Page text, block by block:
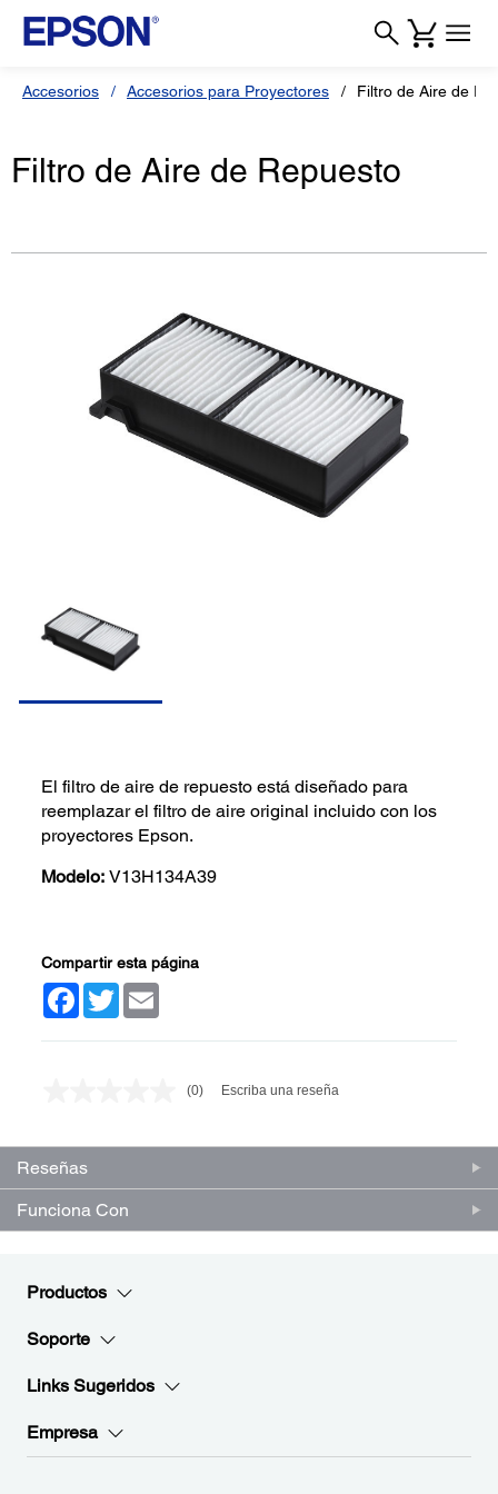
Accesorios Accesorios para Proyectores Filtro de Aire de
Filtro de Aire de Repuesto
El filtro de aire de repuesto está diseñado para
reemplazar el filtro de aire original incluido con los
proyectores Epson.
Modelo: V13H134A39
Compartir esta página
Facebook
Twitter
Sin
en
misma
(0) Escriba una reseña
Reseñas
Funciona Con
Productos
Soporte
Links Sugeridos
Empresa